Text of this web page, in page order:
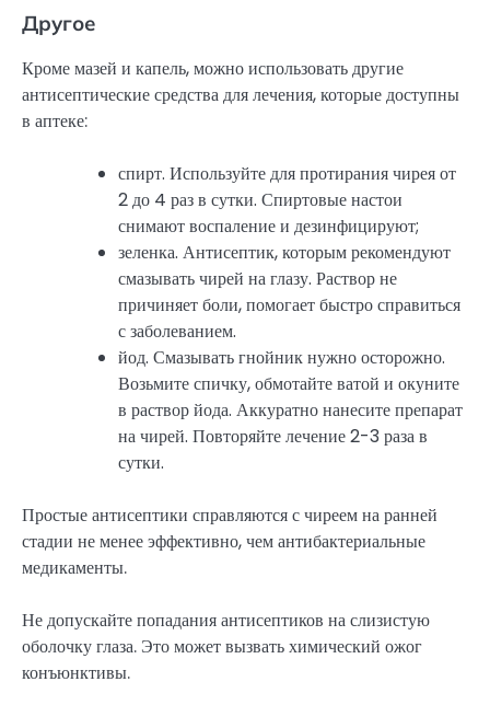
Другое
Кроме мазей и капель, можно использовать другие
антисептические средства для лечения, которые доступны
в аптеке:
спирт. Используйте для протирания чирея от
2 до 4 раз в сутки. Спиртовые настои
снимают воспаление и дезинфицируют;
зеленка. Антисептик, которым рекомендуют
смазывать чирей на глазу. Раствор не
причиняет боли, помогает быстро справиться
с заболеванием.
йод. Смазывать гнойник нужно осторожно.
Возьмите спичку, обмотайте ватой и окуните
в раствор йода. Аккуратно нанесите препарат
на чирей. Повторяйте лечение 2-3 раза в
сутки.
Простые антисептики справляются с чиреем на ранней
стадии не менее эффективно, чем антибактериальные
медикаменты.
Не допускайте попадания антисептиков на слизистую
оболочку глаза. Это может вызвать химический ожог
конъюнктивы.